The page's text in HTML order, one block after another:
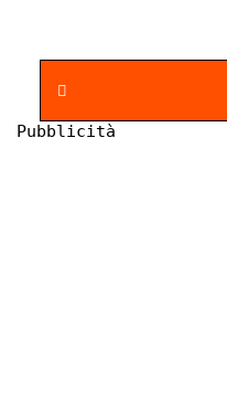
Pubblicità